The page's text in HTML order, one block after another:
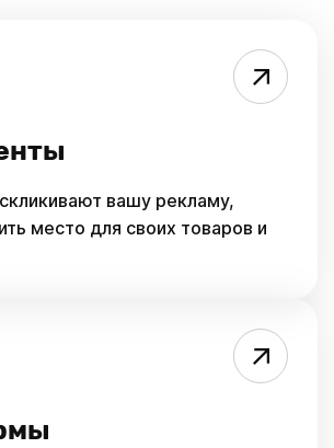
вашу рекламу,
место для своих товаров и